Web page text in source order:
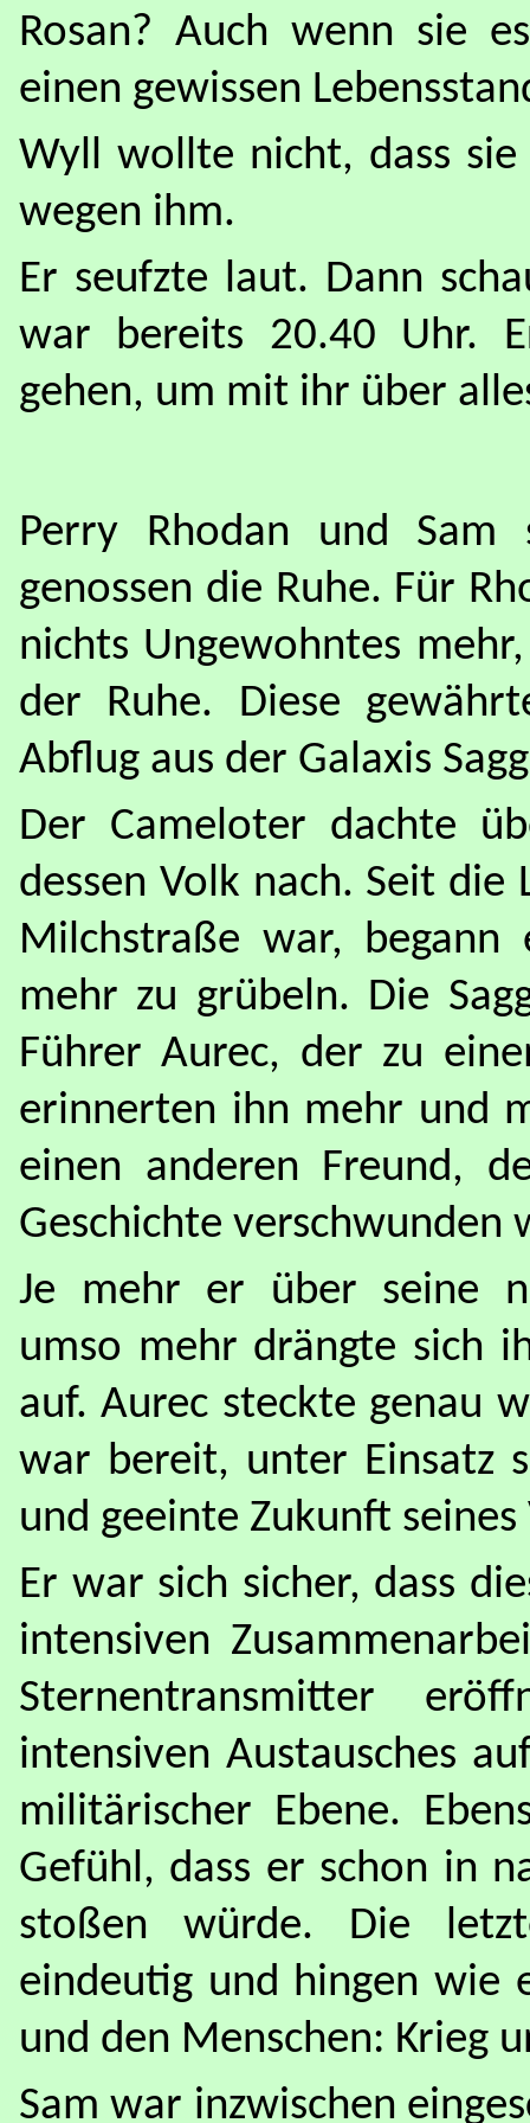
Rosan? Auch wenn sie
einen gewissen
Wyll wollte nicht, dass
wegen ihm.
Er seufzte laut. Dann
war bereits 20.40 Uhr.
gehen, um mit ihr über
Perry Rhodan und Sam
genossen die Ruhe. Für
nichts Ungewohntes
der Ruhe. Diese
Abflug aus der Galaxis
Der Cameloter dachte
dessen Volk nach. Seit die
Milchstraße war,
mehr zu grübeln. Die
Führer Aurec, der zu
erinnerten ihn mehr und
einen anderen Freund,
Geschichte verschwunden
Je mehr er über seine
umso mehr drängte sich
auf. Aurec steckte genau
war bereit, unter Einsatz
und geeinte Zukunft
Er war sich sicher, dass
intensiven
Sternentransmitter
intensiven Austausches
militärischer Ebene.
Gefühl, dass er schon in
stoßen würde. Die
eindeutig und hingen wie
und den Menschen: Krieg
Sam war inzwischen